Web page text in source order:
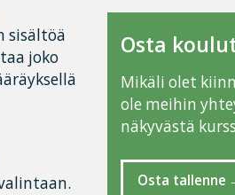
sisältöä
joko
Osta
Mikäli olet
ole meihin
näkyvästä
Osta tallenne